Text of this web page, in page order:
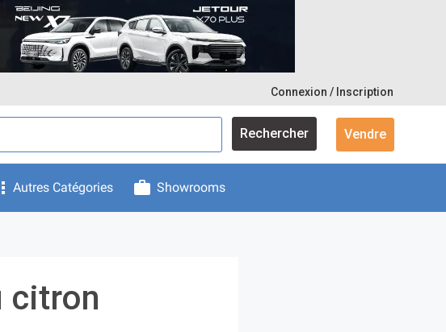
Connexion / Inscription
Rechercher Vendre
Autres Catégories Showrooms
citron